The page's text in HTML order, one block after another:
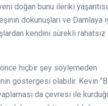
doğan bunu ileriki
dokunuşları ve Damlaya
kendini sürekli rahatsız
hiçbir şey söylemeden
göstergesi olabilir. Kevin
da çevresi ile